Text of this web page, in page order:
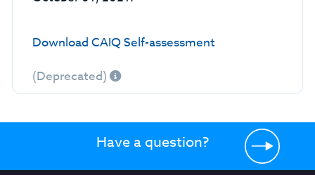
Download CAIQ Self-assessment
(Deprecated)
Have a question?